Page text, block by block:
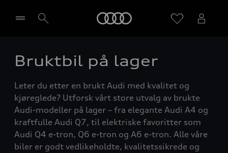
Velg forhandler
Bruktbil på lager
Leter du etter en brukt Audi med kvalitet og
kjøreglede? Utforsk vårt store utvalg av brukte
Audi-modeller på lager – fra elegante Audi A4 og
kraftfulle Audi Q7, til elektriske favoritter som
Audi Q4 e-tron, Q6 e-tron og A6 e-tron. Alle våre
biler er godt vedlikeholdte, kvalitetssikrede og